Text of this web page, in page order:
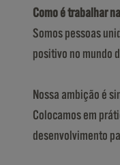
Como é trabalhar
Somos pessoas
positivo no mundo
Nossa ambição é
Colocamos em
desenvolvimento